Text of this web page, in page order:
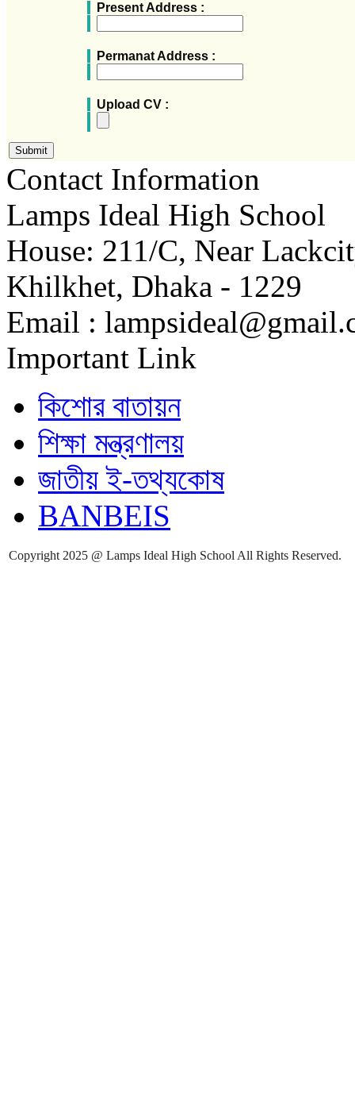
Present Address :
Permanat Address :
Upload CV :
Submit
Contact Information
Lamps Ideal High School
House: 211/C, Near
Khilkhet, Dhaka - 1229
Email :
Important Link
কিশোর বাতায়ন
শিক্ষা মন্ত্রণালয়
জাতীয় ই-তথ্যকোষ
BANBEIS
Copyright 2025 @ Lamps Ideal High School All Rights Reserved.